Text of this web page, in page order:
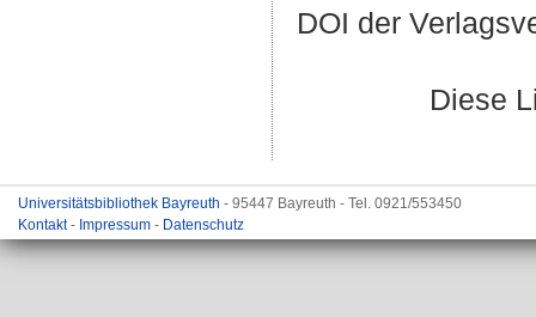
DOI der
Diese
Universitätsbibliothek Bayreuth - 95447 Bayreuth - Tel. 0921/553450
Kontakt- Impressum - Datenschutz